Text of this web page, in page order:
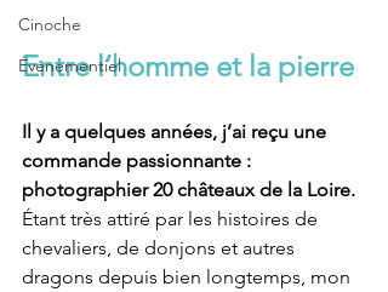
Cinoche
Événementiel
Entre l’homme et la pierre
Il y a quelques années, j’ai reçu une
commande passionnante :
photographier 20 châteaux de la Loire.
Étant très attiré par les histoires de
chevaliers, de donjons et autres
dragons depuis bien longtemps, mon